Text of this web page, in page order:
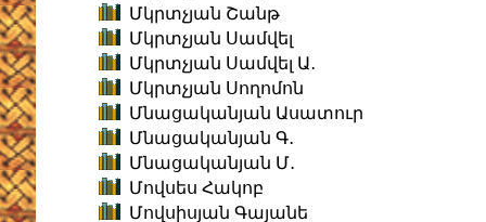
Մկրտչյան Շանթ
Մկրտչյան Սամվել
Մկրտչյան Սամվել Ա․
Մկրտչյան Սողոմոն
Մնացականյան Ասատուր
Մնացականյան Գ․
Մնացականյան Մ․
Մովսես Հակոբ
Մովսիսյան Գայանե